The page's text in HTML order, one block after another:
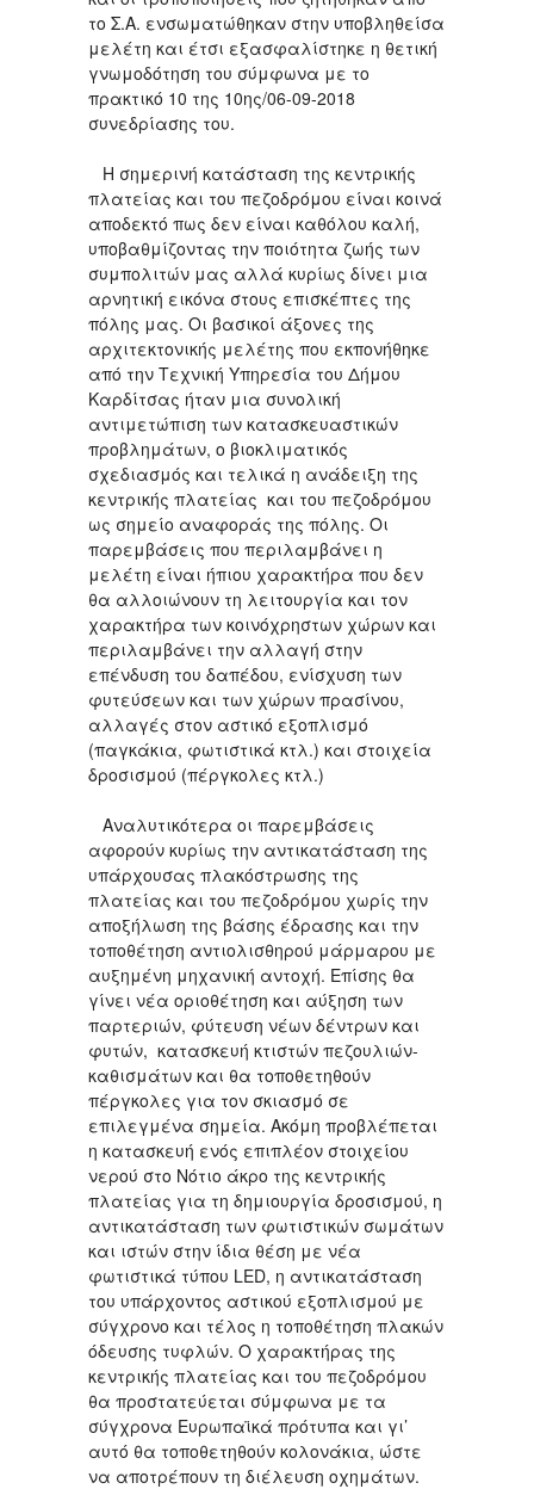
το Σ.Α. ενσωματώθηκαν στην υποβληθείσα
μελέτη και έτσι εξασφαλίστηκε η θετική
γνωμοδότηση του σύμφωνα με το
πρακτικό 10 της 10ης/06-09-2018
συνεδρίασης του.
Η σημερινή κατάσταση της κεντρικής
πλατείας και του πεζοδρόμου είναι κοινά
αποδεκτό πως δεν είναι καθόλου καλή,
υποβαθμίζοντας την ποιότητα ζωής των
συμπολιτών μας αλλά κυρίως δίνει μια
αρνητική εικόνα στους επισκέπτες της
πόλης μας. Οι βασικοί άξονες της
αρχιτεκτονικής μελέτης που εκπονήθηκε
από την Τεχνική Υπηρεσία του Δήμου
Καρδίτσας ήταν μια συνολική
αντιμετώπιση των κατασκευαστικών
προβλημάτων, ο βιοκλιματικός
σχεδιασμός και τελικά η ανάδειξη της
κεντρικής πλατείας και του πεζοδρόμου
ως σημείο αναφοράς της πόλης. Οι
παρεμβάσεις που περιλαμβάνει η
μελέτη είναι ήπιου χαρακτήρα που δεν
θα αλλοιώνουν τη λειτουργία και τον
χαρακτήρα των κοινόχρηστων χώρων και
περιλαμβάνει την αλλαγή στην
επένδυση του δαπέδου, ενίσχυση των
φυτεύσεων και των χώρων πρασίνου,
αλλαγές στον αστικό εξοπλισμό
(παγκάκια, φωτιστικά κτλ.) και στοιχεία
δροσισμού (πέργκολες κτλ.)
Αναλυτικότερα οι παρεμβάσεις
αφορούν κυρίως την αντικατάσταση της
υπάρχουσας πλακόστρωσης της
πλατείας και του πεζοδρόμου χωρίς την
αποξήλωση της βάσης έδρασης και την
τοποθέτηση αντιολισθηρού μάρμαρου με
αυξημένη μηχανική αντοχή. Επίσης θα
γίνει νέα οριοθέτηση και αύξηση των
παρτεριών, φύτευση νέων δέντρων και
φυτών, κατασκευή κτιστών πεζουλιών-
καθισμάτων και θα τοποθετηθούν
πέργκολες για τον σκιασμό σε
επιλεγμένα σημεία. Ακόμη προβλέπεται
η κατασκευή ενός επιπλέον στοιχείου
νερού στο Νότιο άκρο της κεντρικής
πλατείας για τη δημιουργία δροσισμού, η
αντικατάσταση των φωτιστικών σωμάτων
και ιστών στην ίδια θέση με νέα
φωτιστικά τύπου LED, η αντικατάσταση
του υπάρχοντος αστικού εξοπλισμού με
σύγχρονο και τέλος η τοποθέτηση πλακών
όδευσης τυφλών. Ο χαρακτήρας της
κεντρικής πλατείας και του πεζοδρόμου
θα προστατεύεται σύμφωνα με τα
σύγχρονα Ευρωπαϊκά πρότυπα και γι’
αυτό θα τοποθετηθούν κολονάκια, ώστε
να αποτρέπουν τη διέλευση οχημάτων.